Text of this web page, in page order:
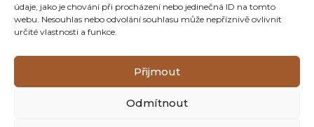
údaje, jako je chování při procházení nebo jedinečná ID na tomto
webu. Nesouhlas nebo odvolání souhlasu může nepříznivě ovlivnit
určité vlastnosti a funkce.
Přijmout
Odmítnout
IČO: 139 76 982
Neplátci DPH